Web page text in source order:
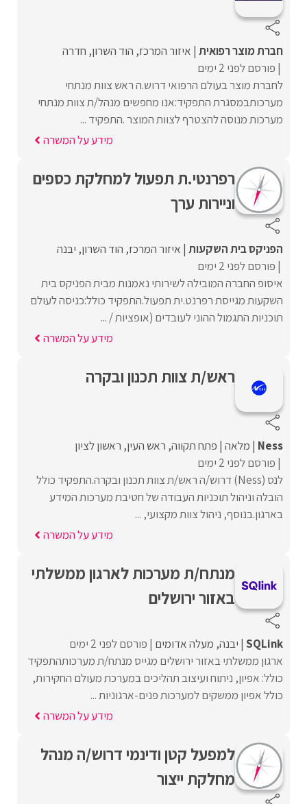
חברת מוצר רפואית איזור המרכז הוד השרון חדרה
פורסם לפני 2 ימים
לחברת מוצר בעולם הרפואי דרוש.ה ראש צוות מנתחי
מערכותבמסגרת התפקיד:אנו מחפשים מנהל/ת צוות מנתחי
מערכות מנוסה להצטרף לצוות המוצר .התפקיד ...
מידע על המשרה
רפרנטי.ת תפעול למחלקת כספים
וניירות ערך
הפניקס בית השקעות איזור המרכז הוד השרון יבנה
פורסם לפני 2 ימים
איסופ החברה המובילה לשירותי נאמנות מבית הפניקס בית
השקעות מגייסת רפרנט.ית תפעול.התפקיד כולל:כניסה לעולם
תוכניות התגמול ההוני לעובדים (אופציות / ...
מידע על המשרה
ראש/ת צוות תכנון ובקרה
Ness מלאה פתח תקווה ראש העין ראשון לציון
פורסם לפני 2 ימים
לנס (Ness) דרוש/ה ראש/ת צוות תכנון ובקרה.התפקיד כולל
הובלה וניהול תוכניות העבודה של חטיבת מערכות המידע
בארגון.בנוסף, ניהול צוות מקצועי, ...
מידע על המשרה
מנתח/ת מערכות לארגון ממשלתי
באזור ירושלים
SQLink יבנה מעלה אדומים פורסם לפני 2 ימים
ארגון ממשלתי באזור ירושלים מגייס מנתח/ת מערכותהתפקיד
כולל: אפיון, ניתוח ועיצוב תהליכים במערכת מעולם החקירות,
כולל אפיון ממשקים למערכות פנים-ארגוניות ...
מידע על המשרה
למפעל קטן ודינמי דרוש/ה מנהל
מחלקת ייצור